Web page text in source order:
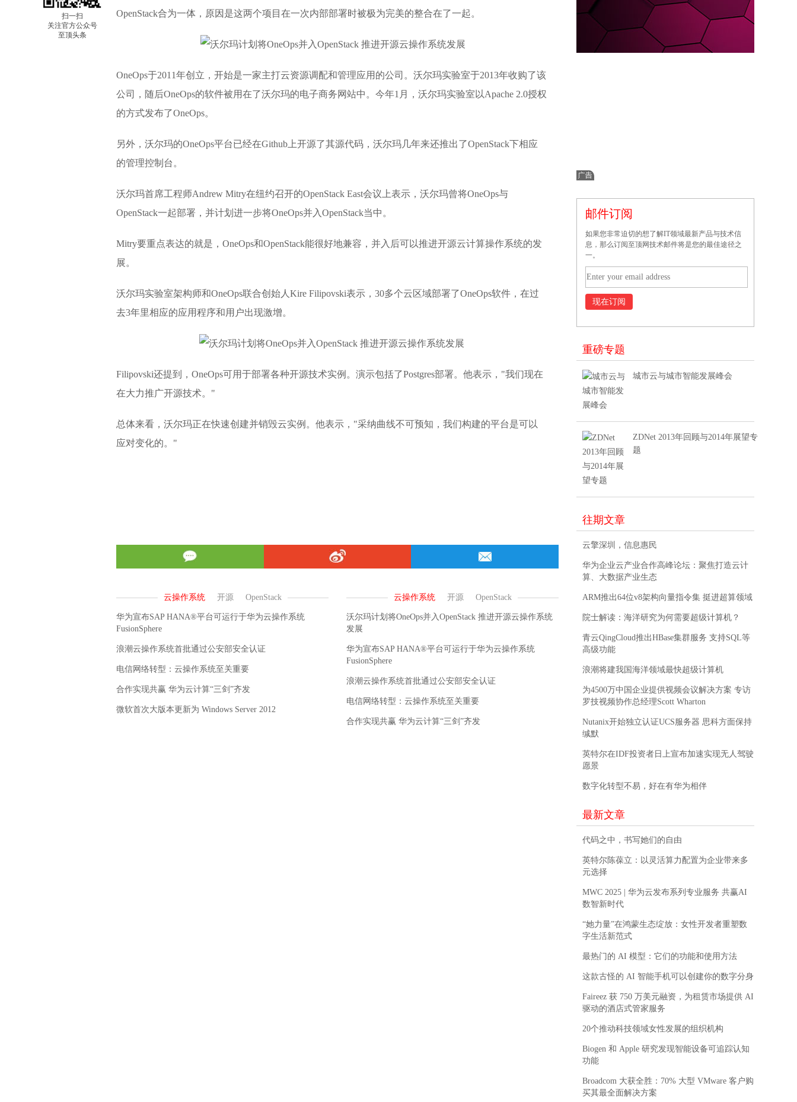
扫一扫
关注官方公众号
至顶头条
OpenStack合为一体，原因是这两个项目在一次内部部署时被极为完美的整合在了一起。
OneOps于2011年创立，开始是一家主打云资源调配和管理应用的公司。沃尔玛实验室于2013年收购了该
公司，随后OneOps的软件被用在了沃尔玛的电子商务网站中。今年1月，沃尔玛实验室以Apache 2.0授权
的方式发布了OneOps。
另外，沃尔玛的OneOps平台已经在Github上开源了其源代码，沃尔玛几年来还推出了OpenStack下相应
的管理控制台。
沃尔玛首席工程师Andrew Mitry在纽约召开的OpenStack East会议上表示，沃尔玛曾将OneOps与
OpenStack一起部署，并计划进一步将OneOps并入OpenStack当中。
Mitry要重点表达的就是，OneOps和OpenStack能很好地兼容，并入后可以推进开源云计算操作系统的发
展。
沃尔玛实验室架构师和OneOps联合创始人Kire Filipovski表示，30多个云区域部署了OneOps软件，在过
去3年里相应的应用程序和用户出现激增。
Filipovski还提到，OneOps可用于部署各种开源技术实例。演示包括了Postgres部署。他表示，"我们现在
在大力推广开源技术。"
总体来看，沃尔玛正在快速创建并销毁云实例。他表示，"采纳曲线不可预知，我们构建的平台是可以
应对变化的。"
华为宣布SAP HANA®平台可运行于华为云操作系统
FusionSphere
浪潮云操作系统首批通过公安部安全认证
电信网络转型：云操作系统至关重要
合作实现共赢 华为云计算“三剑”齐发
微软首次大版本更新为 Windows Server 2012
沃尔玛计划将OneOps并入OpenStack 推进开源云操作系统
发展
华为宣布SAP HANA®平台可运行于华为云操作系统
FusionSphere
浪潮云操作系统首批通过公安部安全认证
电信网络转型：云操作系统至关重要
合作实现共赢 华为云计算“三剑”齐发
邮件订阅
如果您非常迫切的想了解IT领域最新产品与技术信
息，那么订阅至顶网技术邮件将是您的最佳途径之
一。
重磅专题
城市云与城市智能发展峰会
ZDNet 2013年回顾与2014年展望专
题
往期文章
云擎深圳，信息惠民
华为企业云产业合作高峰论坛：聚焦打造云计
算、大数据产业生态
ARM推出64位v8架构向量指令集 挺进超算领域
院士解读：海洋研究为何需要超级计算机？
青云QingCloud推出HBase集群服务 支持SQL等
高级功能
浪潮将建我国海洋领域最快超级计算机
为4500万中国企业提供视频会议解决方案 专访
罗技视频协作总经理Scott Wharton
Nutanix开始独立认证UCS服务器 思科方面保持
缄默
英特尔在IDF投资者日上宣布加速实现无人驾驶
愿景
数字化转型不易，好在有华为相伴
最新文章
代码之中，书写她们的自由
英特尔陈葆立：以灵活算力配置为企业带来多
元选择
MWC 2025 | 华为云发布系列专业服务 共赢AI
数智新时代
“她力量”在鸿蒙生态绽放：女性开发者重塑数
字生活新范式
最热门的 AI 模型：它们的功能和使用方法
这款古怪的 AI 智能手机可以创建你的数字分身
Faireez 获 750 万美元融资，为租赁市场提供 AI
驱动的酒店式管家服务
20个推动科技领域女性发展的组织机构
Biogen 和 Apple 研究发现智能设备可追踪认知
功能
Broadcom 大获全胜：70% 大型 VMware 客户购
买其最全面解决方案